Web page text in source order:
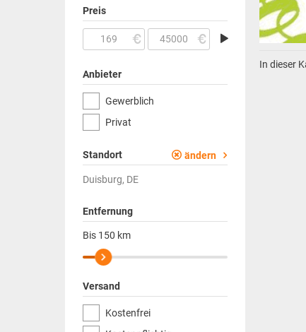
Preis
Anbieter
Gewerblich
Privat
Standort ändern
Duisburg, DE
Entfernung
Bis 150 km
Versand
Kostenfrei
In dieser